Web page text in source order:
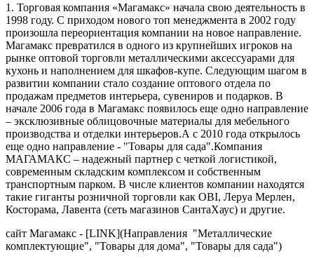
1. Торговая компания «Магамакс» начала свою деятельность в
1998 году. С приходом нового топ менеджмента в 2002 году
произошла переориентация компании на новое направление.
Магамакс превратился в одного из крупнейших игроков на
рынке оптовой торговли металлическими аксессуарами для
кухонь и наполнением для шкафов-купе. Следующим шагом в
развитии компании стало создание оптового отдела по
продажам предметов интерьера, сувениров и подарков. В
начале 2006 года в Магамакс появилось еще одно направление
– эксклюзивные облицовочные материалы для мебельного
производства и отделки интерьеров.А с 2010 года открылось
еще одно направление - "Товары для сада".Компания
МАГАМАКС – надежный партнер с четкой логистикой,
современным складским комплексом и собственным
транспортным парком. В числе клиентов компании находятся
такие гиганты розничной торговли как OBI, Леруа Мерлен,
Косторама, Лавента (сеть магазинов СантаХаус) и другие.
сайт Магамакс - [LINK](Направления "Металлические
комплектующие", "Товары для дома", "Товары для сада")